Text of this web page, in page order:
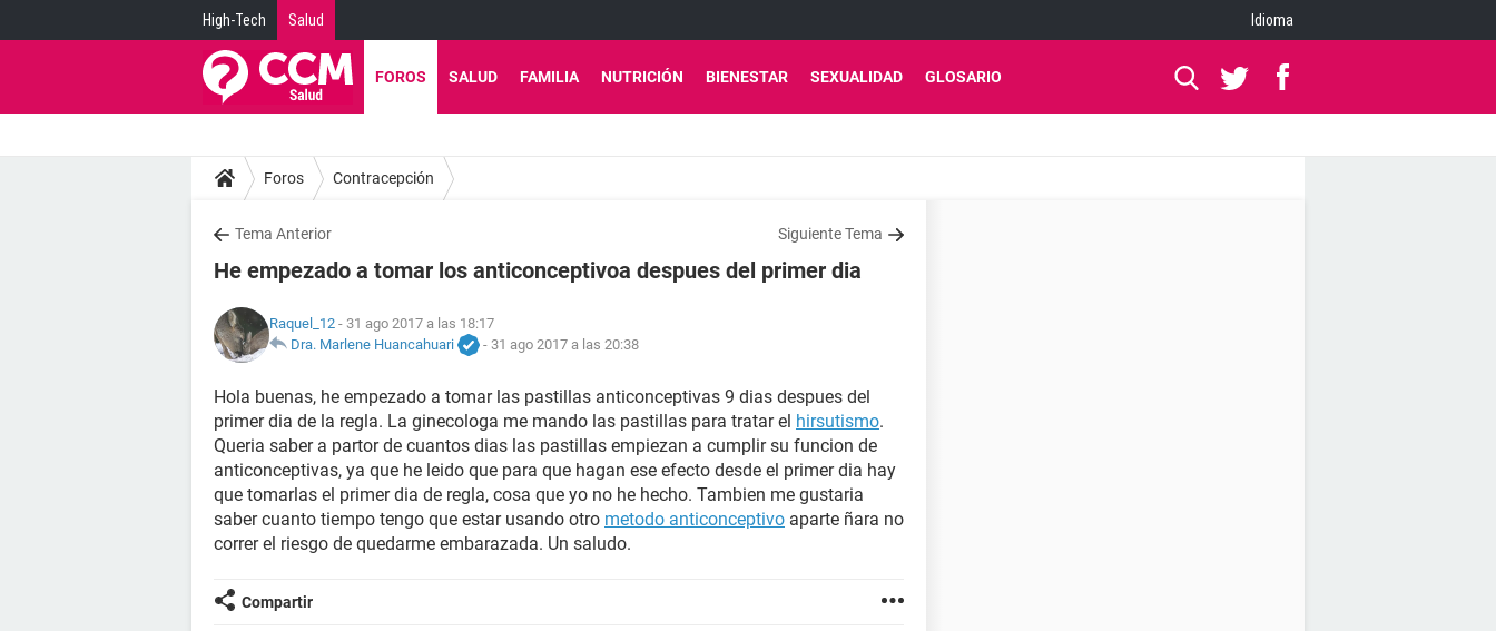
High-Tech Salud Idioma
FOROS SALUD FAMILIA NUTRICIÓN BIENESTAR SEXUALIDAD GLOSARIO
Foros Contracepción
Tema Anterior Siguiente Tema
He empezado a tomar los anticonceptivoa despues del primer dia
Raquel_12 - 31 ago 2017 a las 18:17
Dra. Marlene Huancahuari
- 31 ago 2017 a las 20:38
Hola buenas, he empezado a tomar las pastillas anticonceptivas 9 dias despues del
primer dia de la regla. La ginecologa me mando las pastillas para tratar el hirsutismo.
Queria saber a partor de cuantos dias las pastillas empiezan a cumplir su funcion de
anticonceptivas, ya que he leido que para que hagan ese efecto desde el primer dia hay
que tomarlas el primer dia de regla, cosa que yo no he hecho. Tambien me gustaria
saber cuanto tiempo tengo que estar usando otro metodo anticonceptivo aparte ñara no
correr el riesgo de quedarme embarazada. Un saludo.
Compartir